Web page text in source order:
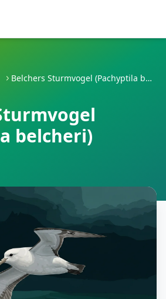
Belchers Sturmvogel (Pachyptila belcheri)
belcheri)